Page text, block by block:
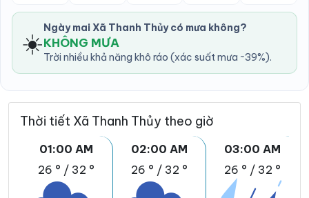
☀️ Ngày mai Xã Thanh Thủy có mưa không?
KHÔNG MƯA
Trời nhiều khả năng khô ráo (xác suất mưa ~39%).
Thời tiết Xã Thanh Thủy theo giờ
01:00 AM
26 ° / 32 °
02:00 AM
26 ° / 32 °
03:00 AM
26 ° / 32 °